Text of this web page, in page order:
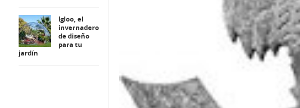
Igloo, el
invernadero
de diseño
para tu
jardín